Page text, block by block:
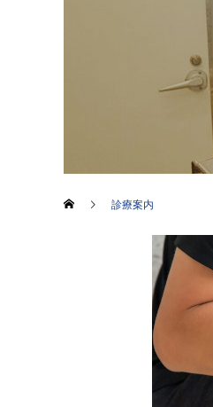
診療案内